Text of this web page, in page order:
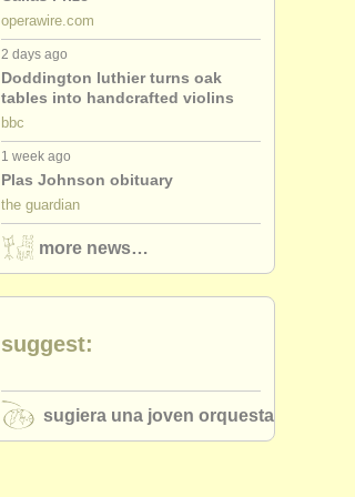
operawire.com
2 days ago
Doddington luthier turns oak
tables into handcrafted violins
bbc
1 week ago
Plas Johnson obituary
the guardian
more news…
suggest:
sugiera una joven orquesta